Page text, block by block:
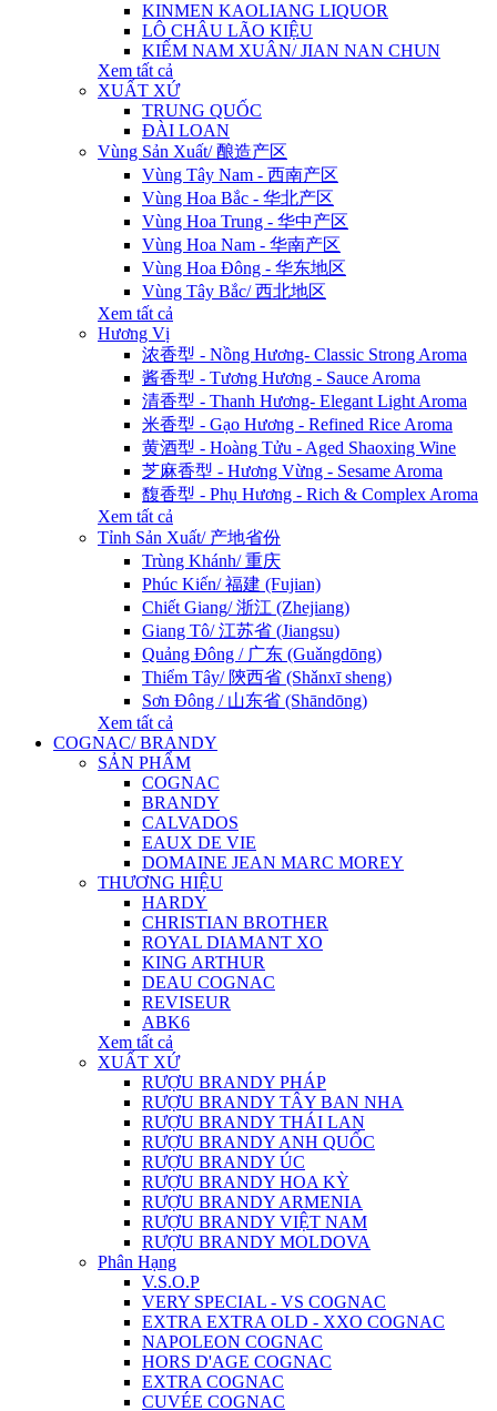
KINMEN KAOLIANG LIQUOR
LÔ CHÂU LÃO KIỆU
KIẾM NAM XUÂN/ JIAN NAN CHUN
Xem tất cả
XUẤT XỨ
TRUNG QUỐC
ĐÀI LOAN
Vùng Sản Xuất/ 酿造产区
Vùng Tây Nam - 西南产区
Vùng Hoa Bắc - 华北产区
Vùng Hoa Trung - 华中产区
Vùng Hoa Nam - 华南产区
Vùng Hoa Đông - 华东地区
Vùng Tây Bắc/ 西北地区
Xem tất cả
Hương Vị
浓香型 - Nồng Hương- Classic Strong Aroma
酱香型 - Tương Hương - Sauce Aroma
清香型 - Thanh Hương- Elegant Light Aroma
米香型 - Gạo Hương - Refined Rice Aroma
黄酒型 - Hoàng Tửu - Aged Shaoxing Wine
芝麻香型 - Hương Vừng - Sesame Aroma
馥香型 - Phụ Hương - Rich & Complex Aroma
Xem tất cả
Tỉnh Sản Xuất/ 产地省份
Trùng Khánh/ 重庆
Phúc Kiến/ 福建 (Fujian)
Chiết Giang/ 浙江 (Zhejiang)
Giang Tô/ 江苏省 (Jiangsu)
Quảng Đông / 广东 (Guǎngdōng)
Thiểm Tây/ 陝西省 (Shǎnxī sheng)
Sơn Đông / 山东省 (Shāndōng)
Xem tất cả
COGNAC/ BRANDY
SẢN PHẨM
COGNAC
BRANDY
CALVADOS
EAUX DE VIE
DOMAINE JEAN MARC MOREY
THƯƠNG HIỆU
HARDY
CHRISTIAN BROTHER
ROYAL DIAMANT XO
KING ARTHUR
DEAU COGNAC
REVISEUR
ABK6
Xem tất cả
XUẤT XỨ
RƯỢU BRANDY PHÁP
RƯỢU BRANDY TÂY BAN NHA
RƯỢU BRANDY THÁI LAN
RƯỢU BRANDY ANH QUỐC
RƯỢU BRANDY ÚC
RƯỢU BRANDY HOA KỲ
RƯỢU BRANDY ARMENIA
RƯỢU BRANDY VIỆT NAM
RƯỢU BRANDY MOLDOVA
Phân Hạng
V.S.O.P
VERY SPECIAL - VS COGNAC
EXTRA EXTRA OLD - XXO COGNAC
NAPOLEON COGNAC
HORS D'AGE COGNAC
EXTRA COGNAC
CUVÉE COGNAC